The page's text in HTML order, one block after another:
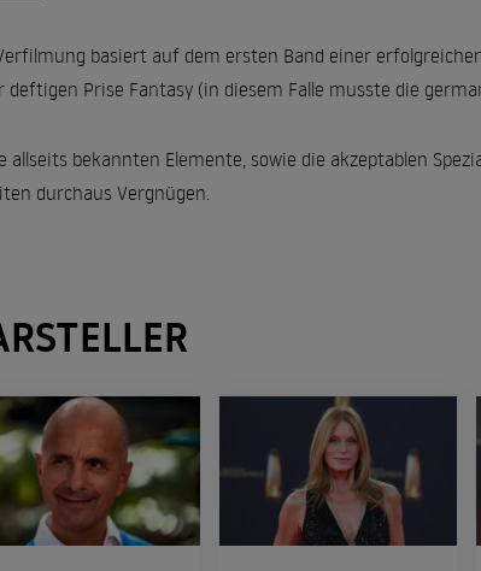
basiert auf dem ersten Band einer
deftigen Prise Fantasy (in diesem Falle musste die
allseits bekannten Elemente, sowie die akzeptablen
durchaus Vergnügen.